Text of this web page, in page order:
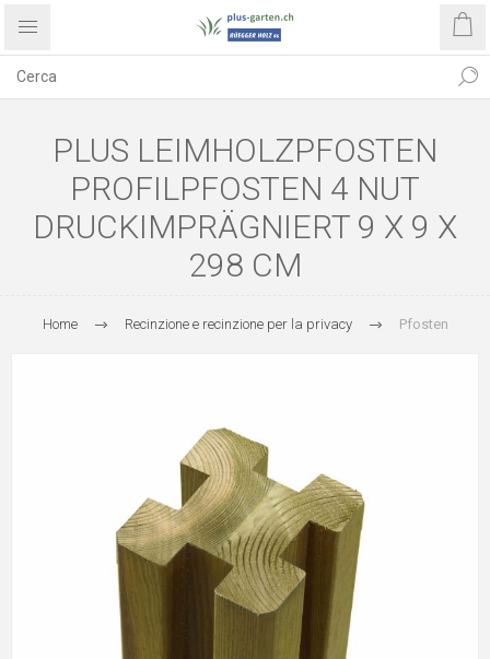
PLUS LEIMHOLZPFOSTEN
PROFILPFOSTEN 4 NUT
DRUCKIMPRÄGNIERT 9 X 9 X
298 CM
Home Recinzione e recinzione per la privacy Pfosten